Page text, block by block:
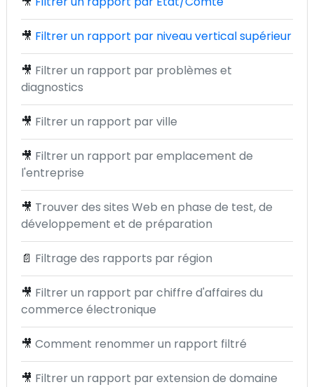
🎥 Filtrer un rapport par niveau vertical supérieur
🎥 Filtrer un rapport par problèmes et
diagnostics
🎥 Filtrer un rapport par ville
🎥 Filtrer un rapport par emplacement de
l'entreprise
🎥 Trouver des sites Web en phase de test, de
développement et de préparation
📄 Filtrage des rapports par région
🎥 Filtrer un rapport par chiffre d'affaires du
commerce électronique
🎥 Comment renommer un rapport filtré
🎥 Filtrer un rapport par extension de domaine